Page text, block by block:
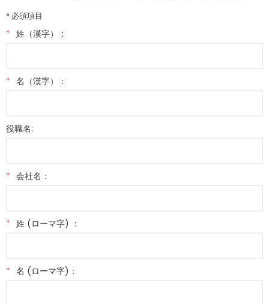
* 必須項目
* 姓（漢字）：
* 名（漢字）：
役職名:
* 会社名：
* 姓 (ローマ字) ：
* 名 (ローマ字)：